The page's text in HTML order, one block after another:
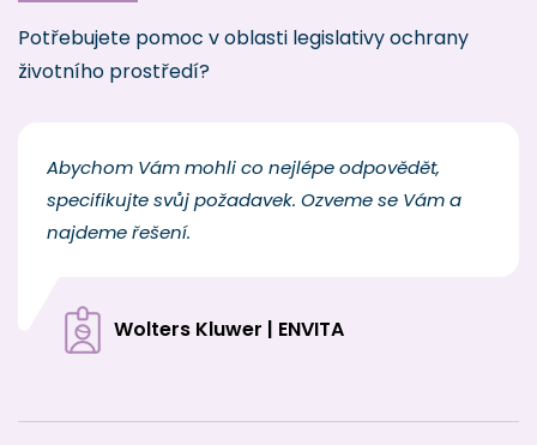
Potřebujete pomoc v oblasti legislativy ochrany
životního prostředí?
Abychom Vám mohli co nejlépe odpovědět,
specifikujte svůj požadavek. Ozveme se Vám a
najdeme řešení.
Wolters Kluwer | ENVITA